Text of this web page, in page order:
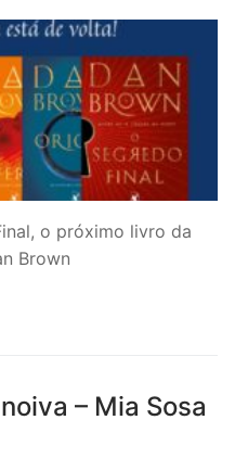
o próximo livro da
Brown
– Mia Sosa